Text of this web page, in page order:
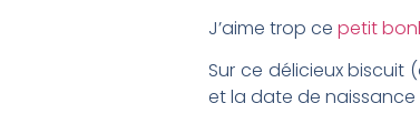
J’aime trop ce petit
Sur ce délicieux biscuit
et la date de naissance